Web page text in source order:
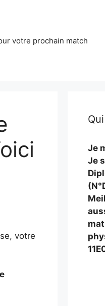
votre prochain match
votre
Je
Je